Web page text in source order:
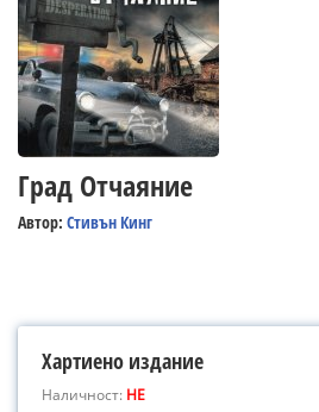
Град Отчаяние
Автор: Стивън Кинг
Хартиено издание
Наличност: НЕ